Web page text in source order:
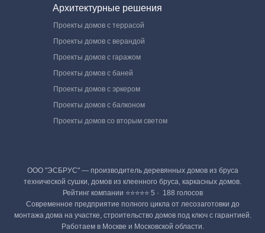
Архитектурные решения
Проекты домов с террасой
Проекты домов с верандой
Проекты домов с гаражом
Проекты домов с баней
Проекты домов с эркером
Проекты домов с балконом
Проекты домов со вторым светом
ООО "ЭСБРУС" — производитель деревянных домов из бруса
технической сушки, домов из клеенного бруса, каркасных домов.
Рейтинг компании ⭐⭐⭐⭐⭐ 5 · ‎ 188 голосов
Современное предприятие полного цикла от лесозаготовки до
монтажа дома на участке, строительство домов под ключ с гарантией.
Работаем в Москве и Московской области.